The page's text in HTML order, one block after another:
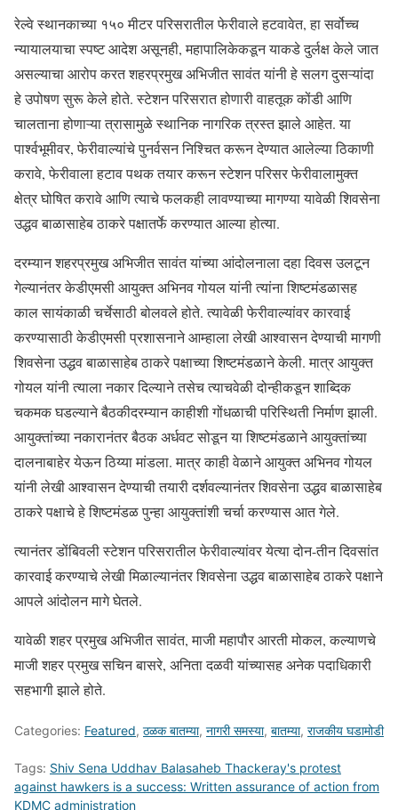
रेल्वे स्थानकाच्या १५० मीटर परिसरातील फेरीवाले हटवावेत, हा सर्वोच्च
न्यायालयाचा स्पष्ट आदेश असूनही, महापालिकेकडून याकडे दुर्लक्ष केले जात
असल्याचा आरोप करत शहरप्रमुख अभिजीत सावंत यांनी हे सलग दुसऱ्यांदा
हे उपोषण सुरू केले होते. स्टेशन परिसरात होणारी वाहतूक कोंडी आणि
चालताना होणाऱ्या त्रासामुळे स्थानिक नागरिक त्रस्त झाले आहेत. या
पार्श्वभूमीवर, फेरीवाल्यांचे पुनर्वसन निश्चित करून देण्यात आलेल्या ठिकाणी
करावे, फेरीवाला हटाव पथक तयार करून स्टेशन परिसर फेरीवालामुक्त
क्षेत्र घोषित करावे आणि त्याचे फलकही लावण्याच्या मागण्या यावेळी शिवसेना
उद्धव बाळासाहेब ठाकरे पक्षातर्फे करण्यात आल्या होत्या.
दरम्यान शहरप्रमुख अभिजीत सावंत यांच्या आंदोलनाला दहा दिवस उलटून
गेल्यानंतर केडीएमसी आयुक्त अभिनव गोयल यांनी त्यांना शिष्टमंडळासह
काल सायंकाळी चर्चेसाठी बोलवले होते. त्यावेळी फेरीवाल्यांवर कारवाई
करण्यासाठी केडीएमसी प्रशासनाने आम्हाला लेखी आश्वासन देण्याची मागणी
शिवसेना उद्धव बाळासाहेब ठाकरे पक्षाच्या शिष्टमंडळाने केली. मात्र आयुक्त
गोयल यांनी त्याला नकार दिल्याने तसेच त्याचवेळी दोन्हीकडून शाब्दिक
चकमक घडल्याने बैठकीदरम्यान काहीशी गोंधळाची परिस्थिती निर्माण झाली.
आयुक्तांच्या नकारानंतर बैठक अर्धवट सोडून या शिष्टमंडळाने आयुक्तांच्या
दालनाबाहेर येऊन ठिय्या मांडला. मात्र काही वेळाने आयुक्त अभिनव गोयल
यांनी लेखी आश्वासन देण्याची तयारी दर्शवल्यानंतर शिवसेना उद्धव बाळासाहेब
ठाकरे पक्षाचे हे शिष्टमंडळ पुन्हा आयुक्तांशी चर्चा करण्यास आत गेले.
त्यानंतर डोंबिवली स्टेशन परिसरातील फेरीवाल्यांवर येत्या दोन-तीन दिवसांत
कारवाई करण्याचे लेखी मिळाल्यानंतर शिवसेना उद्धव बाळासाहेब ठाकरे पक्षाने
आपले आंदोलन मागे घेतले.
यावेळी शहर प्रमुख अभिजीत सावंत, माजी महापौर आरती मोकल, कल्याणचे
माजी शहर प्रमुख सचिन बासरे, अनिता दळवी यांच्यासह अनेक पदाधिकारी
सहभागी झाले होते.
Categories: Featured, ठळक बातम्या, नागरी समस्या, बातम्या, राजकीय घडामोडी
Tags: Shiv Sena Uddhav Balasaheb Thackeray's protest
against hawkers is a success: Written assurance of action from
KDMC administration